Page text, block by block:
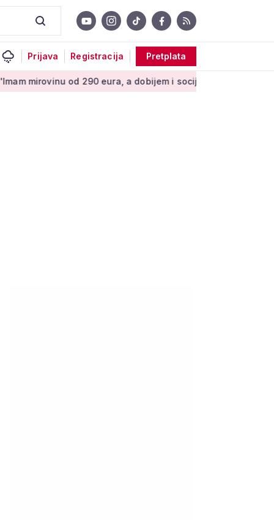
Prijava Registracija Pretplata
od 290 eura, a dobijem i socijalnu pomoć'